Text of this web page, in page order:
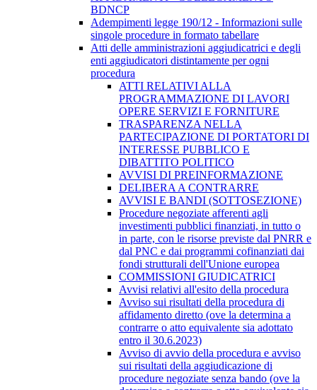
BDNCP
Adempimenti legge 190/12 - Informazioni sulle
singole procedure in formato tabellare
Atti delle amministrazioni aggiudicatrici e degli
enti aggiudicatori distintamente per ogni
procedura
ATTI RELATIVI ALLA
PROGRAMMAZIONE DI LAVORI
OPERE SERVIZI E FORNITURE
TRASPARENZA NELLA
PARTECIPAZIONE DI PORTATORI DI
INTERESSE PUBBLICO E
DIBATTITO POLITICO
AVVISI DI PREINFORMAZIONE
DELIBERA A CONTRARRE
AVVISI E BANDI (SOTTOSEZIONE)
Procedure negoziate afferenti agli
investimenti pubblici finanziati, in tutto o
in parte, con le risorse previste dal PNRR e
dal PNC e dai programmi cofinanziati dai
fondi strutturali dell'Unione europea
COMMISSIONI GIUDICATRICI
Avvisi relativi all'esito della procedura
Avviso sui risultati della procedura di
affidamento diretto (ove la determina a
contrarre o atto equivalente sia adottato
entro il 30.6.2023)
Avviso di avvio della procedura e avviso
sui risultati della aggiudicazione di
procedure negoziate senza bando (ove la